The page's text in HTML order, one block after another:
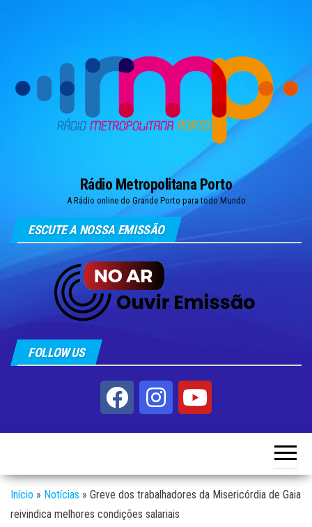
Rádio Metropolitana Porto
A Rádio online do Grande Porto para todo Mundo
ESCUTE A NOSSA EMISSÃO
FOLLOW US
Início » Notícias » Greve dos trabalhadores da Misericórdia de Gaia
reivindica melhores condições salariais